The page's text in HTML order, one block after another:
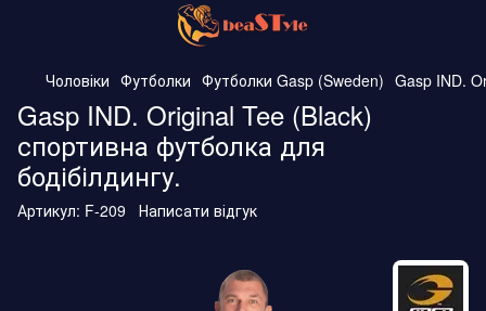
Чоловіки Футболки Футболки Gasp (Sweden) Gasp IND.
Gasp IND. Original Tee (Black)
спортивна футболка для
бодібілдингу.
Артикул: F-209 Написати відгук